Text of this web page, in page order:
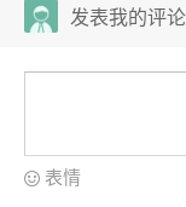
发表我的评论
表情